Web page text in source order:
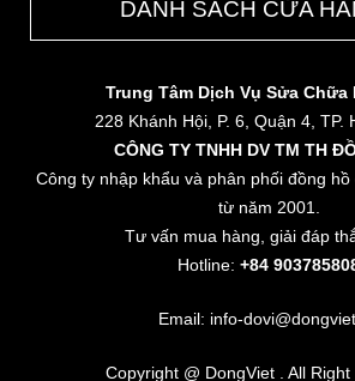
DANH SÁCH CỬA
Trung Tâm Dịch Vụ Sửa Chữa
228 Khánh Hội, P. 6, Quận 4, TP.
CÔNG TY TNHH DV TM TH
Công ty nhập khẩu và phân phối đồng
từ năm 2001.
Tư vấn mua hàng, giải đáp
Hotline: +84
Email: info-
Copyright @ DongViet . All Right